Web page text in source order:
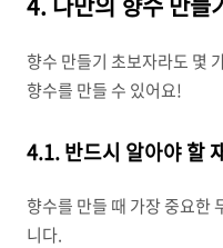
향수 만들기 초보자라도 몇
향수를 만들 수 있어요!
4.1. 반드시 알아야 할
향수를 만들 때 가장 중요한
니다.